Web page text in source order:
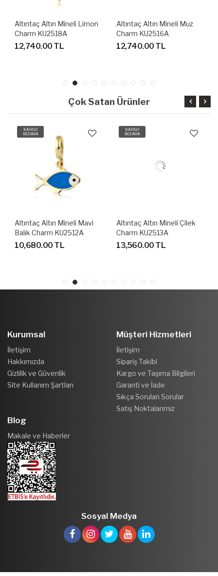
Altıntaç Altın Mineli Limon
Charm KU2518A
12,740.00 TL
Altıntaç Altın Mineli Muz
Charm KU2516A
12,740.00 TL
Çok Satan Ürünler
KARGO
BEDAVA
Altıntaç Altın Mineli Mavi
Balık Charm KU2512A
10,680.00 TL
KARGO
BEDAVA
Altıntaç Altın Mineli Çilek
Charm KU2513A
13,560.00 TL
Kurumsal
İletişim
Hakkımızda
Gizlilik ve Güvenlik
Site Kullanım Şartları
Müşteri Hizmetleri
İletişim
Sipariş Takibi
Kargo ve Taşıma Bilgileri
Garanti ve İade
Sıkça Sorulan Sorular
Satış Noktalarımız
Blog
Makale ve Haberler
Sosyal Medya